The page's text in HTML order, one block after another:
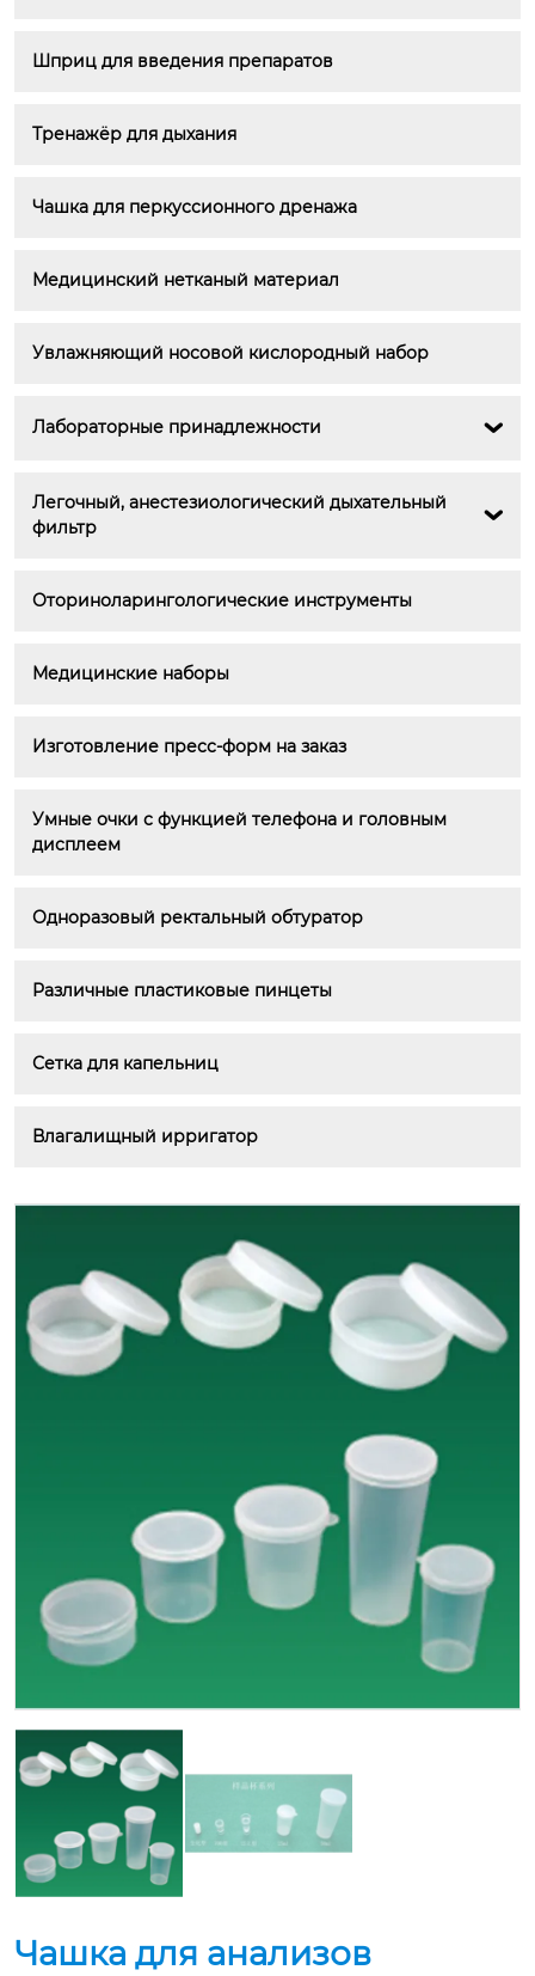
Шприц для введения препаратов
Тренажёр для дыхания
Чашка для перкуссионного дренажа
Медицинский нетканый материал
Увлажняющий носовой кислородный набор
Лабораторные принадлежности 
Легочный, анестезиологический дыхательный
фильтр

Оториноларингологические инструменты
Медицинские наборы
Изготовление пресс-форм на заказ
Умные очки с функцией телефона и головным
дисплеем
Одноразовый ректальный обтуратор
Различные пластиковые пинцеты
Сетка для капельниц
Влагалищный ирригатор
Чашка для анализов